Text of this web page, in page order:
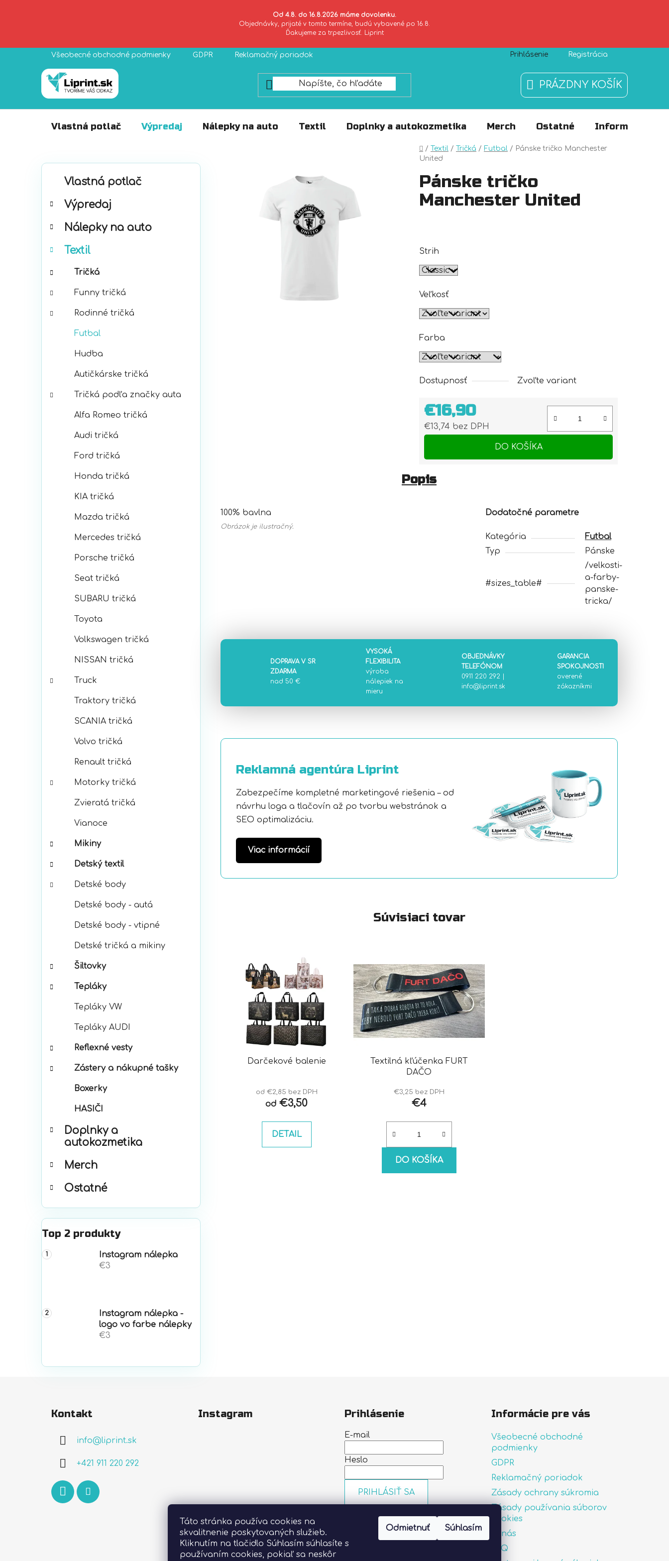
Od 4.8. do 16.8.2026 máme dovolenku.
Objednávky, prijaté v tomto termíne, budú vybavené po 16.8.
Ďakujeme za trpezlivosť. Liprint
Táto stránka používa cookies na
skvalitnenie poskytovaných služieb.
Kliknutím na tlačidlo Súhlasím súhlasíte s
používaním cookies, pokiaľ sa neskôr
Odmietnuť Súhlasím
Všeobecné obchodné podmienky GDPR Reklamačný poriadok Zásady používania súborov cookies O nás
Prihlásenie Registrácia
NÁKUPNÝ
KOŠÍK
PRÁZDNY KOŠÍK
Vlastná potlač Výpredaj Nálepky na auto Textil Doplnky a autokozmetika Merch Ostatné Informácie
Domov
/ Textil / Tričká / Futbal / Pánske tričko Manchester
United
B
Preskočiť
kategórie
e
ó
i
Vlastná potlač
Výpredaj
Nálepky na auto
Textil
Tričká
Funny tričká
Rodinné tričká
Futbal
Hudba
Autičkárske tričká
Tričká podľa značky auta
Alfa Romeo tričká
Audi tričká
Ford tričká
Honda tričká
KIA tričká
Mazda tričká
Mercedes tričká
Porsche tričká
Seat tričká
SUBARU tričká
Toyota
Volkswagen tričká
NISSAN tričká
Truck
Traktory tričká
SCANIA tričká
Volvo tričká
Renault tričká
Motorky tričká
Zvieratá tričká
Vianoce
Mikiny
Detský textil
Detské body
Detské body - autá
Detské body - vtipné
Detské tričká a mikiny
Šiltovky
Tepláky
Tepláky VW
Tepláky AUDI
Reflexné vesty
Zástery a nákupné tašky
Boxerky
HASIČI
Doplnky a
autokozmetika
Merch
Ostatné
Top 2 produkty
Instagram nálepka
€3
Instagram nálepka -
logo vo farbe nálepky
€3
Pánske tričko
Manchester United
Strih
Veľkosť
Farba
Dostupnosť Zvoľte variant
€16,90
€13,74 bez DPH
Jednotková cena:
DO KOŠÍKA
Popis
100% bavlna
Obrázok je ilustračný.
Dodatočné parametre
Kategória
Futbal
Typ
Pánske
#sizes_table#
/velkosti-
a-farby-
panske-
tricka/
DOPRAVA V SR
ZDARMA
nad 50 €
VYSOKÁ
FLEXIBILITA
výroba
nálepiek na
mieru
OBJEDNÁVKY
TELEFÓNOM
0911 220 292
info@liprint.sk
GARANCIA
SPOKOJNOSTI
overené
zákazníkmi
Reklamná agentúra Liprint
Zabezpečíme kompletné marketingové riešenia – od
návrhu loga a tlačovín až po tvorbu webstránok a
SEO optimalizáciu.
Viac informácií
Súvisiaci tovar
Darčekové balenie
od €2,85 bez DPH
od €3,50
DETAIL
Textilná kľúčenka FURT
DAČO
€3,25 bez DPH
€4
DO KOŠÍKA
Kontakt
info@liprint.sk
+421 911 220 292
Instagram
Sledovať na Instagrame
Prihlásenie
E-mail
Heslo
PRIHLÁSIŤ SA
Informácie pre vás
Všeobecné obchodné
podmienky
GDPR
Reklamačný poriadok
Zásady ochrany súkromia
Zásady používania súborov
cookies
O nás
FAQ